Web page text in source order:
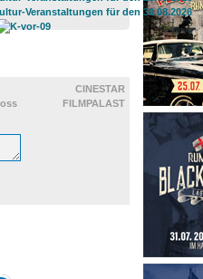
CINESTAR
FILMPALAST